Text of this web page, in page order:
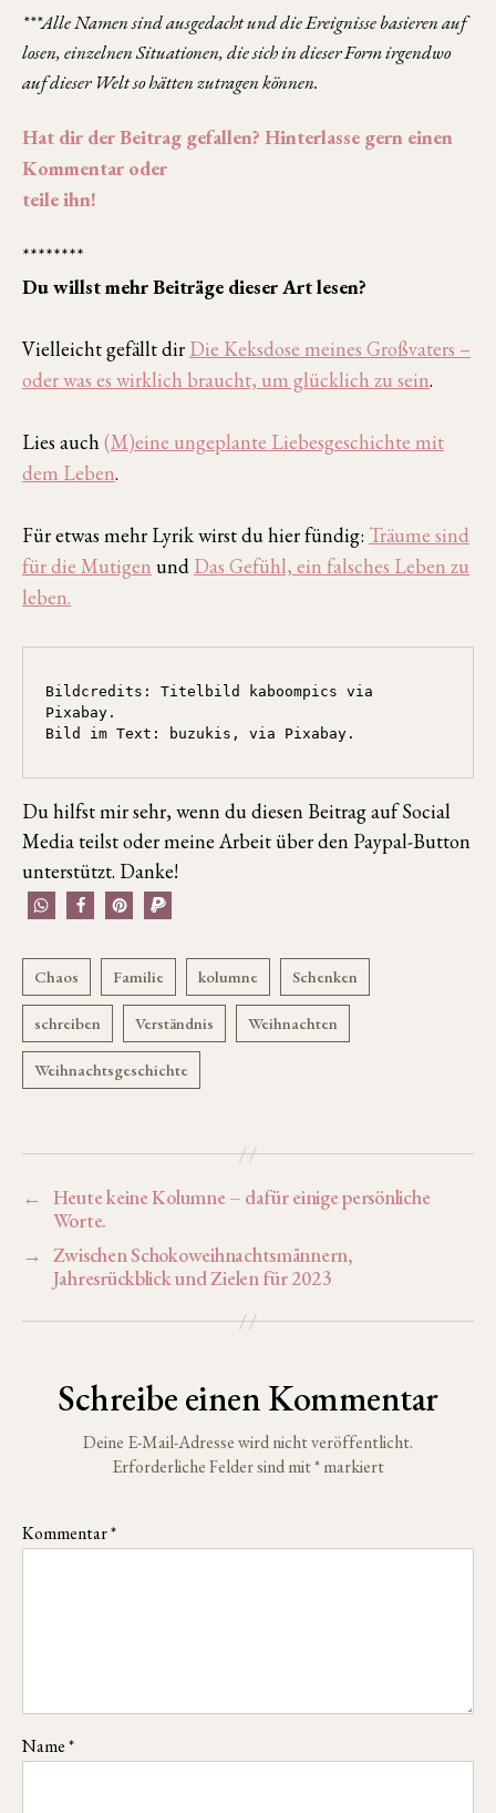
***Alle Namen sind ausgedacht und die Ereignisse basieren auf
losen, einzelnen Situationen, die sich in dieser Form irgendwo
auf dieser Welt so hätten zutragen können.
Hat dir der Beitrag gefallen? Hinterlasse gern einen
Kommentar oder
teile ihn!
********
Du willst mehr Beiträge dieser Art lesen?
Vielleicht gefällt dir Die Keksdose meines Großvaters –
oder was es wirklich braucht, um glücklich zu sein.
Lies auch (M)eine ungeplante Liebesgeschichte mit
dem Leben.
Für etwas mehr Lyrik wirst du hier fündig: Träume sind
für die Mutigen und Das Gefühl, ein falsches Leben zu
leben.
Bildcredits: Titelbild kaboompics via
Pixabay.
Bild im Text: buzukis, via Pixabay.
Du hilfst mir sehr, wenn du diesen Beitrag auf Social
Media teilst oder meine Arbeit über den Paypal-Button
unterstützt. Danke!
← Heute keine Kolumne – dafür einige persönliche
Worte.
→ Zwischen Schokoweihnachtsmännern,
Jahresrückblick und Zielen für 2023
Schreibe einen Kommentar
Deine E-Mail-Adresse wird nicht veröffentlicht.
Erforderliche Felder sind mit*markiert
Kommentar*
Name*